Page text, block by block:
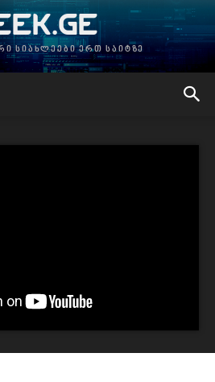
სიახლეები ერთ საიტზე